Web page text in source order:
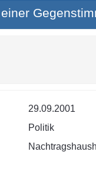
29.09.2001
Politik